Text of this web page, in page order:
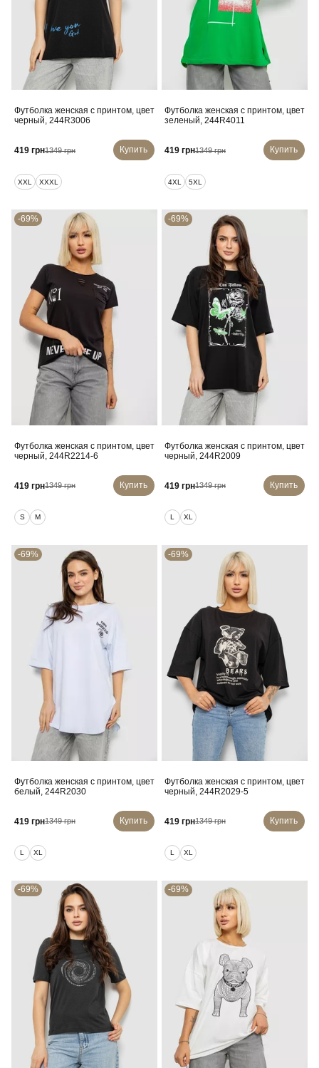
Футболка женская с принтом, цвет
черный, 244R3006
419 грн1349 грн Купить
XXL XXXL
Футболка женская с принтом, цвет
зеленый, 244R4011
419 грн1349 грн Купить
4XL 5XL
-69%
Футболка женская с принтом, цвет
черный, 244R2214-6
419 грн1349 грн Купить
S M
-69%
Футболка женская с принтом, цвет
черный, 244R2009
419 грн1349 грн Купить
L XL
-69%
Футболка женская с принтом, цвет
белый, 244R2030
419 грн1349 грн Купить
L XL
-69%
Футболка женская с принтом, цвет
черный, 244R2029-5
419 грн1349 грн Купить
L XL
-69% -69%